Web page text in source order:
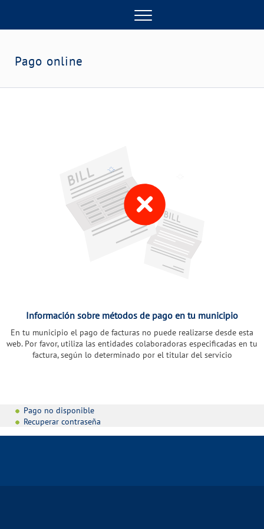
Menu
Pago online
Información sobre métodos de pago en tu municipio
En tu municipio el pago de facturas no puede realizarse desde esta
web. Por favor, utiliza las entidades colaboradoras especificadas en tu
factura, según lo determinado por el titular del servicio
Pago no disponible
Recuperar contraseña